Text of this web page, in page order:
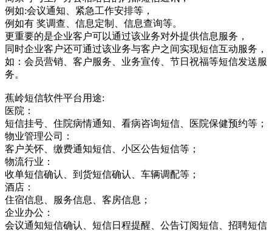
例如:会议通知、紧急工作安排等，
例如有 奖调查、信息定制、信息查询等。
更重要的是企业客户可以通过该业务对外提供信息服务，
同时企业客户还可通过该业务与客户之间实现短信互动服务，
如：会员营销、客户服务、业务宣传、节日祝福等短信发送服
务。
蕉岭短信软件平台用途:
医院：
短信挂号、住院病情通知、看病咨询短信、医院保健预约等；
物业管理公司：
客户关怀、缴费通知短信、小区公告短信等；
物流行业：
收单短信确认、到货短信确认、车辆调配等；
酒店：
住宿信息、服务信息、客房信息；
企业办公：
会议通知短信确认、短信日程提醒、公告订阅短信、招聘短信